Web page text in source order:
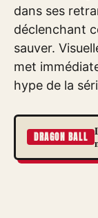
dans ses
déclenchant
sauver.
met
hype de la
DRAGON BALL